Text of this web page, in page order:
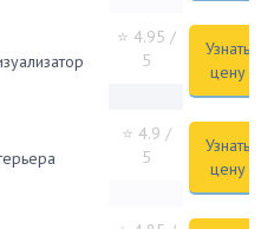
⭐ 4.95 /
5
Узнать
цену
⭐ 4.9 /
5
Узнать
цену